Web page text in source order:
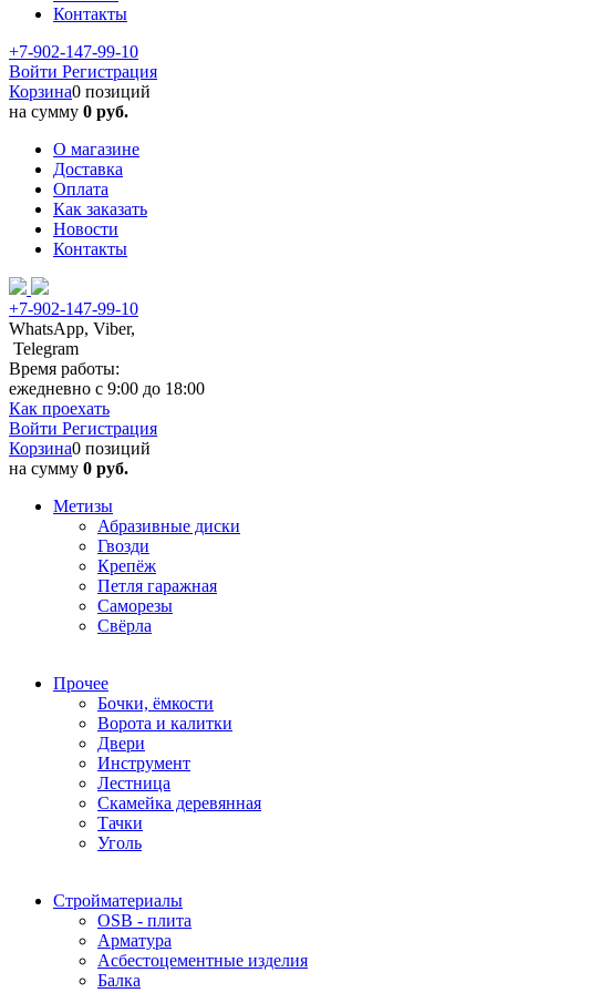
Контакты
+7-902-147-99-10
Войти Регистрация
Корзина0 позиций
на сумму 0 руб.
О магазине
Доставка
Оплата
Как заказать
Новости
Контакты
+7-902-147-99-10
WhatsApp, Viber,
Telegram
Время работы:
ежедневно с 9:00 до 18:00
Как проехать
Войти Регистрация
Корзина0 позиций
на сумму 0 руб.
Метизы
Абразивные диски
Гвозди
Крепёж
Петля гаражная
Саморезы
Свёрла
Прочее
Бочки, ёмкости
Ворота и калитки
Двери
Инструмент
Лестница
Скамейка деревянная
Тачки
Уголь
Стройматериалы
OSB - плита
Арматура
Асбестоцементные изделия
Балка